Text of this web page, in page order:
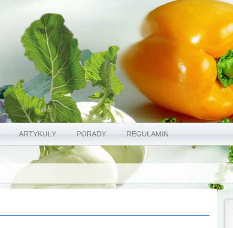
ARTYKUŁY PORADY REGULAMIN